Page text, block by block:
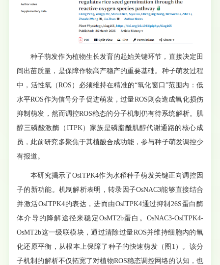
种子萌发作为植物生长发育的起始关键环节，直接决定田
间出苗质量，是保障作物高产稳产的重要基础。种子萌发过程
中，活性氧（ROS）必须维持在精准的“氧化窗口”范围内：低
水平ROS作为信号分子促进萌发，过量ROS则会造成氧化损伤
抑制萌发，然而调控ROS稳态的分子机制仍有待系统解析。肌
醇三磷酸激酶（ITPK）家族是磷脂酰肌醇代谢通路的核心成
员，此前研究多聚焦于其植酸合成功能，参与种子萌发调控少
有报道。
本研究揭示了OsITPK4作为水稻种子萌发关键正向调控因
子的新功能。机制解析表明，转录因子OsNAC3能够直接结合
并激活OsITPK4的表达，进而由OsITPK4通过抑制26S蛋白酶
体介导的降解途径来稳定OsMT2b蛋白。OsNAC3-OsITPK4-
OsMT2b这一级联模块，通过清除过量ROS并维持细胞内的氧
化还原平衡，从根本上保障了种子的快速萌发（图1）。该分
子机制的解析不仅拓宽了对植物ROS稳态调控网络的认知，也